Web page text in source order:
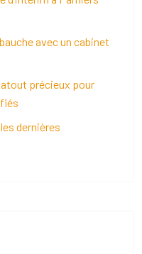
avec un cabinet
précieux pour
dernières